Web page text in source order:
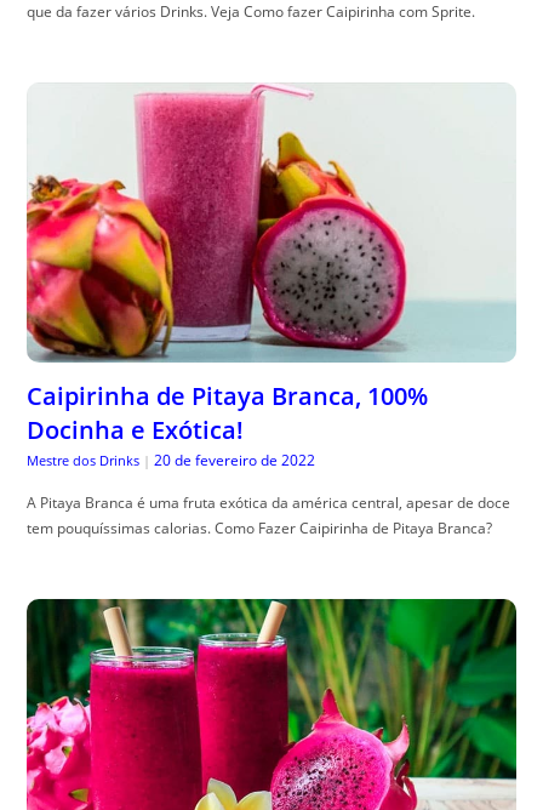
que da fazer vários Drinks. Veja Como fazer Caipirinha com Sprite.
Caipirinha de Pitaya Branca, 100%
Docinha e Exótica!
Mestre dos Drinks | 20 de fevereiro de 2022
A Pitaya Branca é uma fruta exótica da américa central, apesar de doce
tem pouquíssimas calorias. Como Fazer Caipirinha de Pitaya Branca?